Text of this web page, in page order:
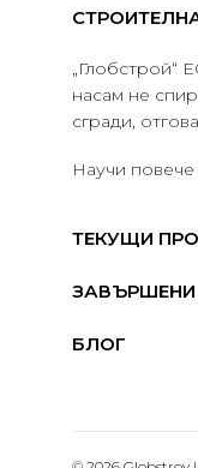
„Глобстрой“
насам не
сгради,
Научи повече
ТЕКУЩИ
ЗАВЪРШЕНИ
БЛОГ